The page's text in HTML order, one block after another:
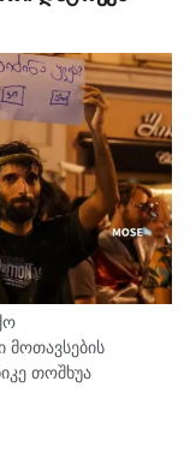
მოთავსების
თოშხუა
- არაა/არის?".